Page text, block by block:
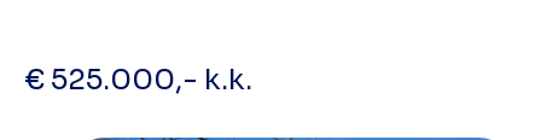
€ 525.000,- k.k.